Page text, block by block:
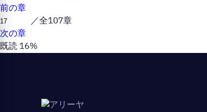
前の章
／全107章
次の章
既読 16%